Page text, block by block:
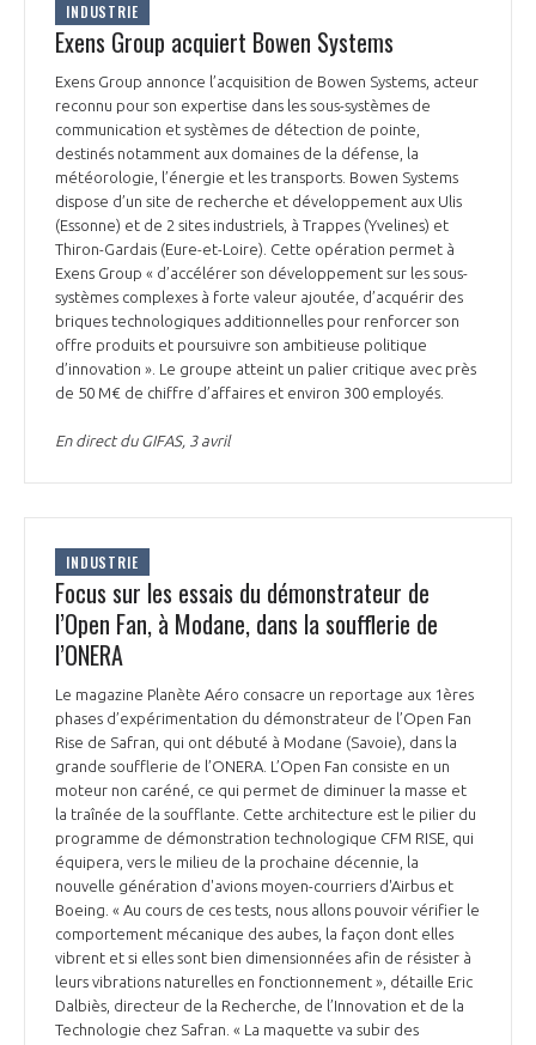
INDUSTRIE
Exens Group acquiert Bowen Systems
Exens Group annonce l’acquisition de Bowen Systems, acteur
reconnu pour son expertise dans les sous-systèmes de
communication et systèmes de détection de pointe,
destinés notamment aux domaines de la défense, la
météorologie, l’énergie et les transports. Bowen Systems
dispose d’un site de recherche et développement aux Ulis
(Essonne) et de 2 sites industriels, à Trappes (Yvelines) et
Thiron-Gardais (Eure-et-Loire). Cette opération permet à
Exens Group « d’accélérer son développement sur les sous-
systèmes complexes à forte valeur ajoutée, d’acquérir des
briques technologiques additionnelles pour renforcer son
offre produits et poursuivre son ambitieuse politique
d’innovation ». Le groupe atteint un palier critique avec près
de 50 M€ de chiffre d’affaires et environ 300 employés.
En direct du GIFAS, 3 avril
INDUSTRIE
Focus sur les essais du démonstrateur de
l’Open Fan, à Modane, dans la soufflerie de
l’ONERA
Le magazine Planète Aéro consacre un reportage aux 1ères
phases d’expérimentation du démonstrateur de l’Open Fan
Rise de Safran, qui ont débuté à Modane (Savoie), dans la
grande soufflerie de l’ONERA. L’Open Fan consiste en un
moteur non caréné, ce qui permet de diminuer la masse et
la traînée de la soufflante. Cette architecture est le pilier du
programme de démonstration technologique CFM RISE, qui
équipera, vers le milieu de la prochaine décennie, la
nouvelle génération d'avions moyen-courriers d'Airbus et
Boeing. « Au cours de ces tests, nous allons pouvoir vérifier le
comportement mécanique des aubes, la façon dont elles
vibrent et si elles sont bien dimensionnées afin de résister à
leurs vibrations naturelles en fonctionnement », détaille Eric
Dalbiès, directeur de la Recherche, de l’Innovation et de la
Technologie chez Safran. « La maquette va subir des